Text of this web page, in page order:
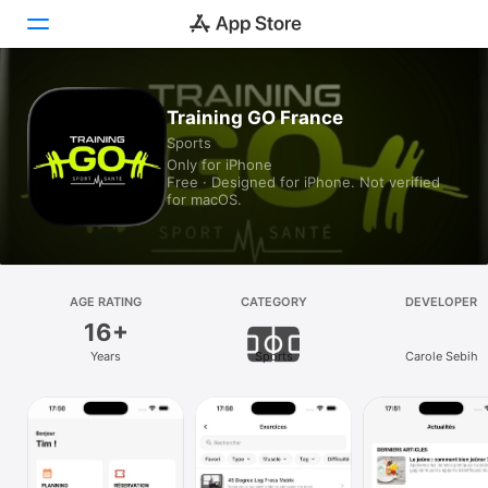
Games
Platform
Mac
Vision
Training GO France
Sports
Only for iPhone
Free · Designed for iPhone. Not verified
for macOS.
AGE RATING
16+
Years
CATEGORY
Sports
DEVELOPER
Carole Sebih